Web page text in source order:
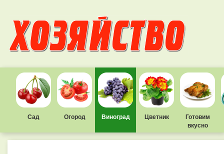
Сад Огород Виноград Цветник
Готовим
вкусно